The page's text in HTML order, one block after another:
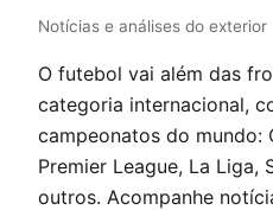
Notícias e análises do exterior
O futebol vai além das
categoria internacional,
campeonatos do mundo:
Premier League, La Liga,
outros. Acompanhe